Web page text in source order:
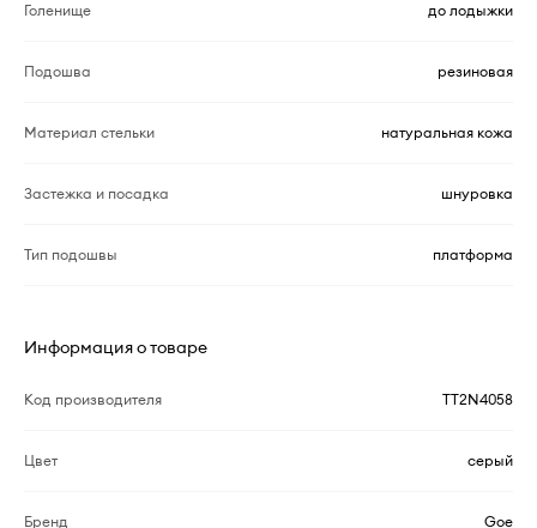
Голенище до лодыжки
Подошва резиновая
Материал стельки натуральная кожа
Застежка и посадка шнуровка
Тип подошвы платформа
Информация о товаре
Код производителя TT2N4058
Цвет серый
Бренд Goe